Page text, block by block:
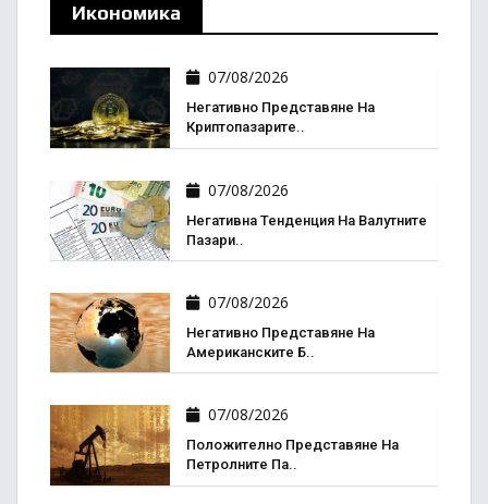
Икономика
07/08/2026
Негативно Представяне На
Криптопазарите..
07/08/2026
Негативна Тенденция На Валутните
Пазари..
07/08/2026
Негативно Представяне На
Американските Б..
07/08/2026
Положително Представяне На
Петролните Па..